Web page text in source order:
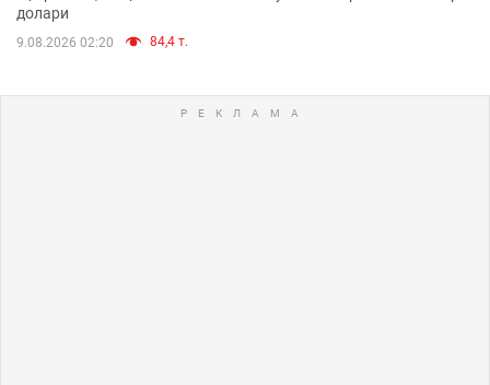
долари
9.08.2026 02:20 84,4 т.